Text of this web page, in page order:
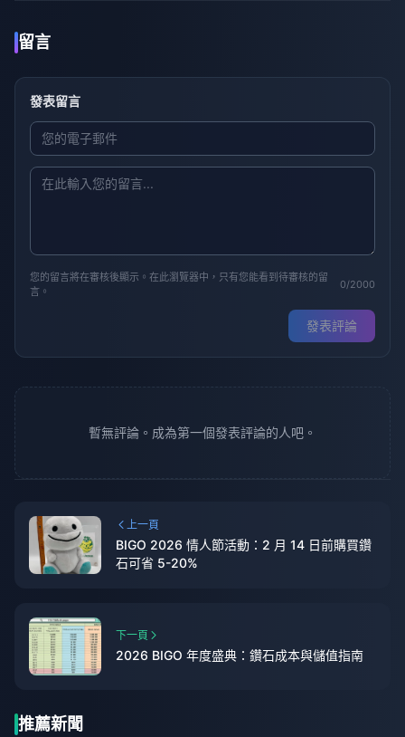
留言
發表留言
您的留言將在審核後顯示。在此瀏覽器中，只有您能看到待審核的留
言。
0/2000
發表評論
暫無評論。成為第一個發表評論的人吧。
上一頁
BIGO 2026 情人節活動：2 月 14 日前購買鑽
石可省 5-20%
下一頁
2026 BIGO 年度盛典：鑽石成本與儲值指南
推薦新聞